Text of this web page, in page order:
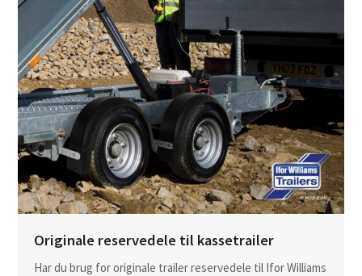
Originale reservedele til kassetrailer
Har du brug for originale trailer reservedele til Ifor Williams